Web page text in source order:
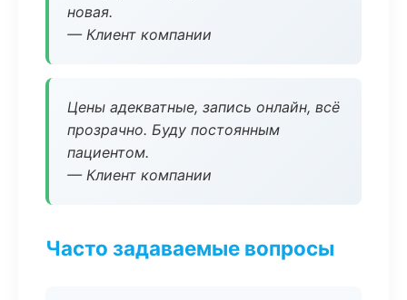
новая.
— Клиент компании
Цены адекватные, запись онлайн, всё
прозрачно. Буду постоянным
пациентом.
— Клиент компании
Часто задаваемые вопросы